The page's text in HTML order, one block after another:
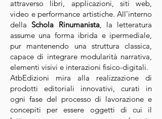
attraverso libri, applicazioni, siti web,
video e performance artistiche. All’interno
dellaSchola Rinumanista, la letteratura
assume una forma ibrida e ipermediale,
pur mantenendo una struttura classica,
capace di integrare modularità narrativa,
elementi visivi e interazioni fisico-digitali.
AtbEdizioni mira alla realizzazione di
prodotti editoriali innovativi, curati in
ogni fase del processo di lavorazione e
concepiti per essere oggetti di cui il